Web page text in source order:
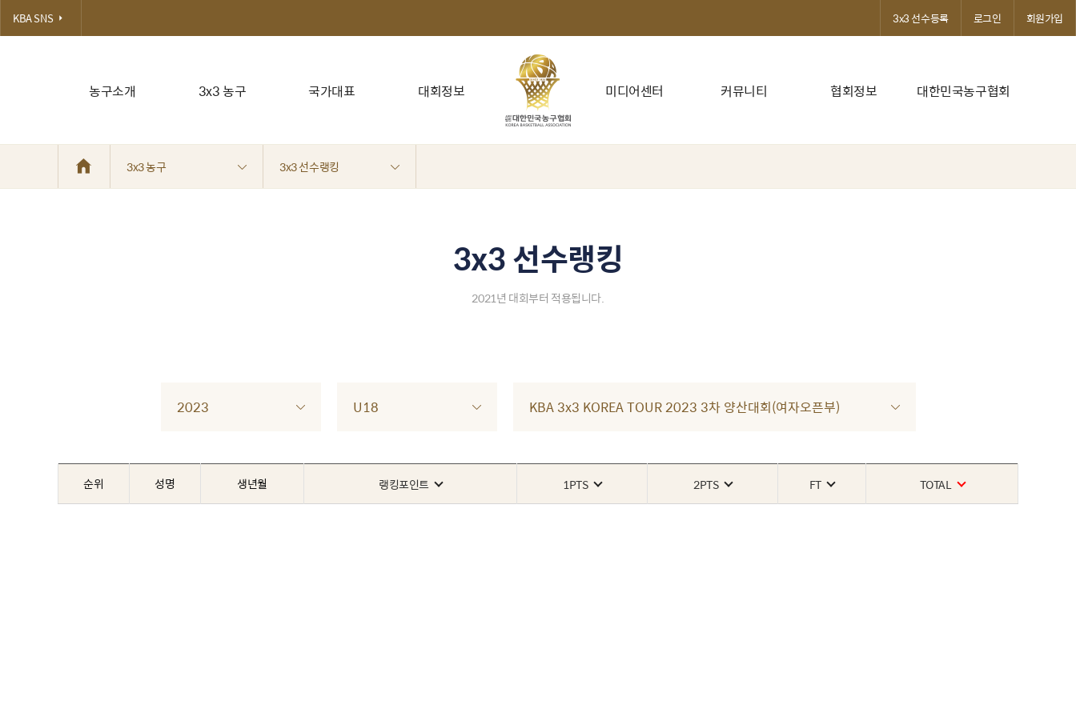
농구소개 3x3 농구 국가대표 대회정보 미디어센터 커뮤니티 협회정보 대한민국농구협회
KBA SNS 3x3 선수등록 로그인 회원가입
3x3 농구 3x3 선수랭킹
3x3 선수랭킹
2021년 대회부터 적용됩니다.
2023 U18 KBA 3x3 KOREA TOUR 2023 3차 양산대회(여자오픈부)
순위 성명 생년월 랭킹포인트 1PTS 2PTS FT TOTAL